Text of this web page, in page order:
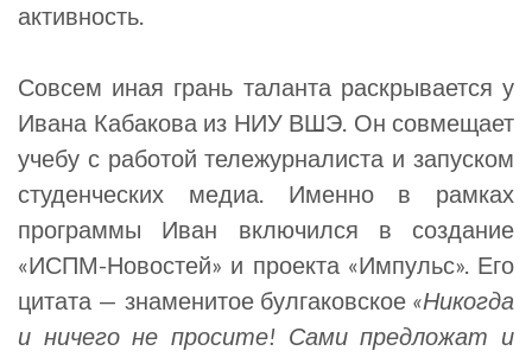
активность.
Совсем иная грань таланта раскрывается у
Ивана Кабакова из НИУ ВШЭ. Он совмещает
учебу с работой тележурналиста и запуском
студенческих медиа. Именно в рамках
программы Иван включился в создание
«ИСПМ-Новостей» и проекта «Импульс». Его
цитата — знаменитое булгаковское «Никогда
и ничего не просите! Сами предложат и